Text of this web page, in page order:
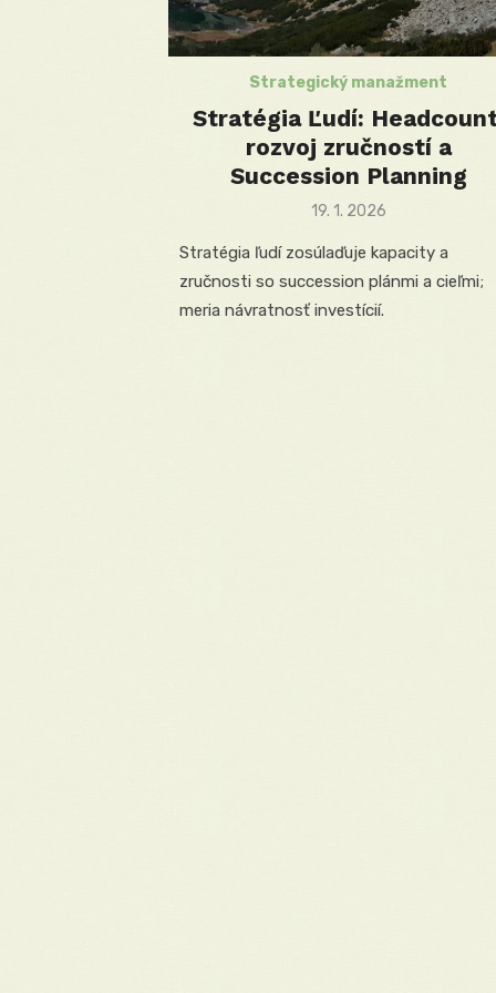
Strategický manažment
Stratégia Ľudí:
rozvoj zručností a
Succession Planning
Posted
19. 1. 2026
Stratégia ľudí zosúlaďuje kapacity a
zručnosti so succession plánmi a cieľmi;
meria návratnosť investícií.